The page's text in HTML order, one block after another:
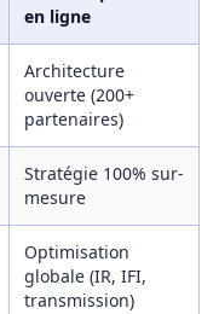
en ligne
Architecture
ouverte (200+
partenaires)
Stratégie 100% sur-
mesure
Optimisation
globale (IR, IFI,
transmission)